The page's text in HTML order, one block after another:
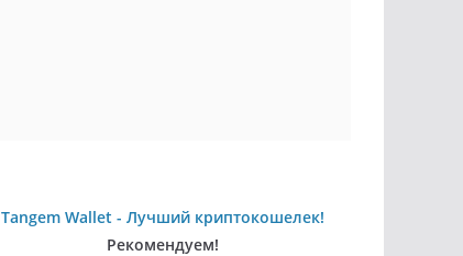
Tangem Wallet - Лучший криптокошелек!
Рекомендуем!